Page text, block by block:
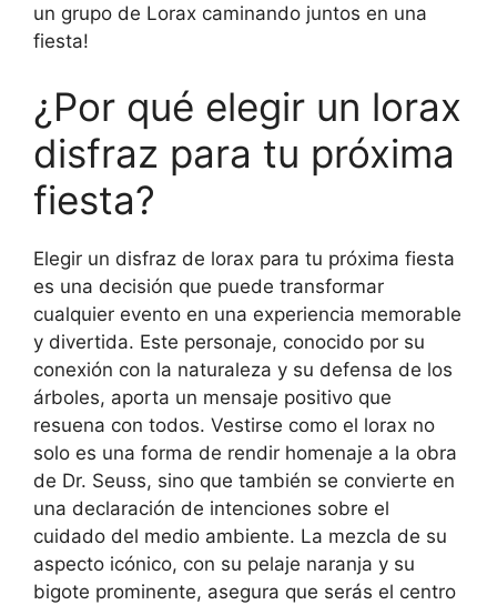
un grupo de Lorax caminando juntos en una
fiesta!
¿Por qué elegir un lorax
disfraz para tu próxima
fiesta?
Elegir un disfraz de lorax para tu próxima fiesta
es una decisión que puede transformar
cualquier evento en una experiencia memorable
y divertida. Este personaje, conocido por su
conexión con la naturaleza y su defensa de los
árboles, aporta un mensaje positivo que
resuena con todos. Vestirse como el lorax no
solo es una forma de rendir homenaje a la obra
de Dr. Seuss, sino que también se convierte en
una declaración de intenciones sobre el
cuidado del medio ambiente. La mezcla de su
aspecto icónico, con su pelaje naranja y su
bigote prominente, asegura que serás el centro